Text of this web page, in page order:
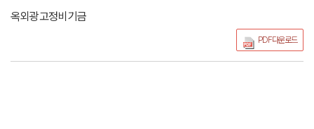
옥외광고정비기금
PDF다운로드